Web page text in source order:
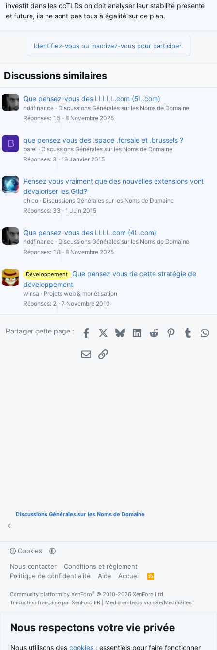
investit dans les ccTLDs on doit analyser leur stabilité présente
et future, ils ne sont pas tous à égalité sur ce plan.
Identifiez-vous ou inscrivez-vous pour participer.
Discussions similaires
Que pensez-vous des LLLLL.com (5L.com)
nddfinance
Discussions Générales sur les Noms de Domaine
Réponses 15 8 Novembre 2025
B que pensez vous des .space .forsale et .brussels ?
barel
Discussions Générales sur les Noms de Domaine
Réponses 3 19 Janvier 2015
Pensez vous vraiment que des nouvelles extensions vont
dévaloriser les Gtld?
chico
Discussions Générales sur les Noms de Domaine
Réponses 33 1 Juin 2015
Que pensez-vous des LLLL.com (4L.com)
nddfinance
Discussions Générales sur les Noms de Domaine
Réponses 18 8 Novembre 2025
Développement
Que pensez vous de cette stratégie de
développement
winsa
Projets web & monétisation
Réponses 2 7 Novembre 2010
Partager cette page :
Facebook
X BlueskyLinkedInRedditPinterestTumblr
E-mailLien
Discussions Générales sur les Noms de Domaine
Cookies
Nous contacter
Conditions et règlement
Politique de confidentialité
Aide Accueil
R
S
Community platform by XenForo® © 2010-2026 XenForo Ltd.
Traduction française par XenForo FR Media embeds via s9e/MediaSites
Nous respectons votre vie privée
Nous utilisons des cookies : essentiels pour faire fonctionner